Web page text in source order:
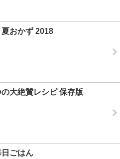
おかず 2018
大絶賛レシピ 保存版
ごはん